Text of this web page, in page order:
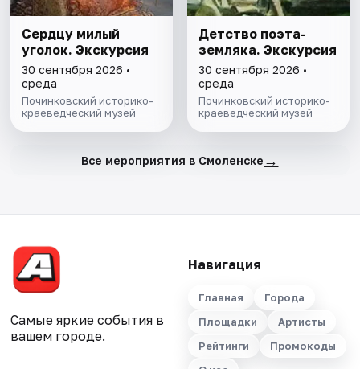
Сердцу милый
уголок. Экскурсия
30 сентября 2026 •
среда
Починковский историко-
краеведческий музей
Детство поэта-
земляка. Экскурсия
30 сентября 2026 •
среда
Починковский историко-
краеведческий музей
Все мероприятия в Смоленске →
Самые яркие события в
вашем городе.
Навигация
Главная
Города
Площадки
Артисты
Рейтинги
Промокоды